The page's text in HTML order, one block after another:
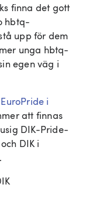
finna det gott
hbtq-
upp för dem
unga hbtq-
egen väg i
i
att finnas
DIK-Pride-
DIK i